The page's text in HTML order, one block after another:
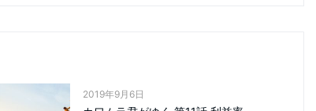
2019年9月6日